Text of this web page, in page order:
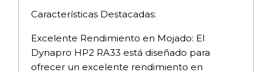
Características Destacadas:
Excelente Rendimiento en Mojado: El
Dynapro HP2 RA33 está diseñado para
ofrecer un excelente rendimiento en